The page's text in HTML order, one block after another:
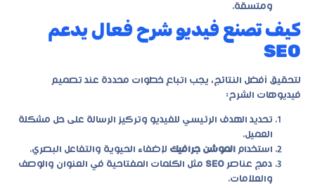
ومتسقة.
كيف تصنع فيديو شرح فعال يدعم
SEO
لتحقيق أفضل النتائج، يجب اتباع خطوات محددة عند تصميم
فيديوهات الشرح:
تحديد الهدف الرئيسي للفيديو وتركيز الرسالة على حل مشكلة
العميل.
استخدام الموشن جرافيك لإضفاء الحيوية والتفاعل البصري.
دمج عناصر SEO مثل الكلمات المفتاحية في العنوان والوصف
والعلامات.